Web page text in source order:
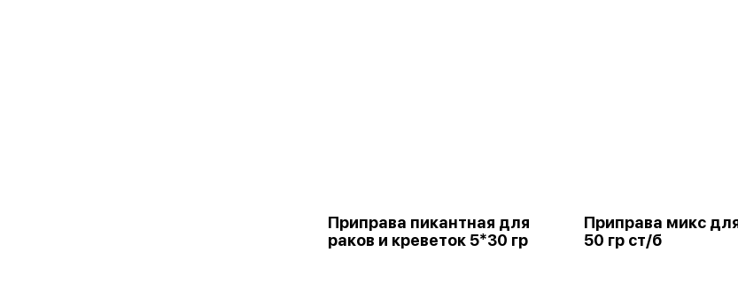
Приправа пикантная для
раков и креветок 5*30 гр
Приправа микс
50 гр ст/б